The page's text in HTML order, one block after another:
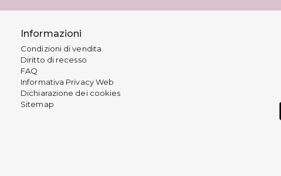
Informazioni
Condizioni di vendita
Diritto di recesso
FAQ
Informativa Privacy Web
Dichiarazione dei cookies
Sitemap